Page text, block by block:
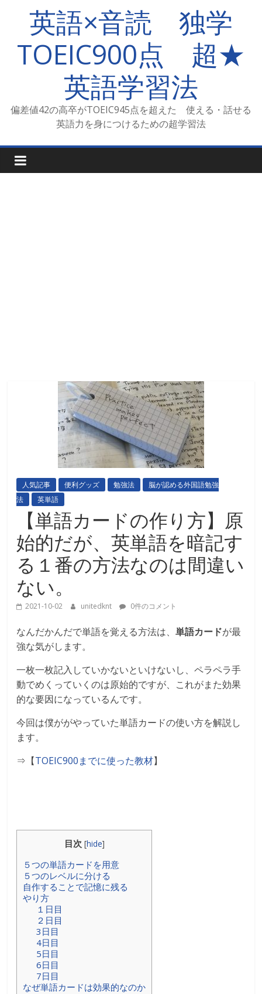
英語×音読 独学
TOEIC900点 超★
英語学習法
偏差値42の高卒がTOEIC945点を超えた 使える・話せる
英語力を身につけるための超学習法
人気記事 便利グッズ 勉強法
脳が認める外国語勉強
法
英単語
【単語カードの作り方】原
始的だが、英単語を暗記す
る１番の方法なのは間違い
ない。
2021-10-02 unitedknt 0件のコメント
なんだかんだで単語を覚える方法は、単語カードが最
強な気がします。
一枚一枚記入していかないといけないし、ペラペラ手
動でめくっていくのは原始的ですが、これがまた効果
的な要因になっているんです。
今回は僕ががやっていた単語カードの使い方を解説し
ます。
⇒【TOEIC900までに使った教材】
目次 [hide]
５つの単語カードを用意
５つのレベルに分ける
自作することで記憶に残る
やり方
１日目
２日目
3日目
4日目
5日目
6日目
7日目
なぜ単語カードは効果的なのか